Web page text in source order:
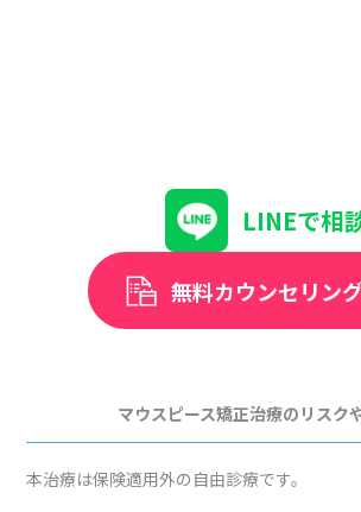
LINEで相
無料カウンセリン
マウスピース矯正治療のリスク
本治療は保険適用外の自由診療です。